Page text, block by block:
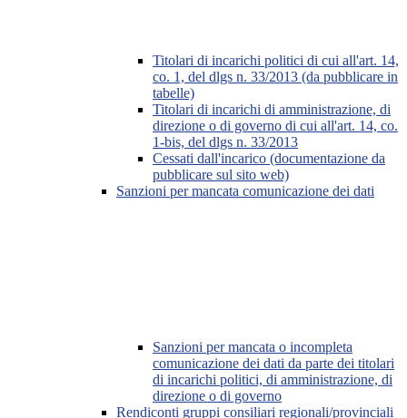
Titolari di incarichi politici di cui all'art. 14,
co. 1, del dlgs n. 33/2013 (da pubblicare in
tabelle)
Titolari di incarichi di amministrazione, di
direzione o di governo di cui all'art. 14, co.
1-bis, del dlgs n. 33/2013
Cessati dall'incarico (documentazione da
pubblicare sul sito web)
Sanzioni per mancata comunicazione dei dati
Sanzioni per mancata o incompleta
comunicazione dei dati da parte dei titolari
di incarichi politici, di amministrazione, di
direzione o di governo
Rendiconti gruppi consiliari regionali/provinciali